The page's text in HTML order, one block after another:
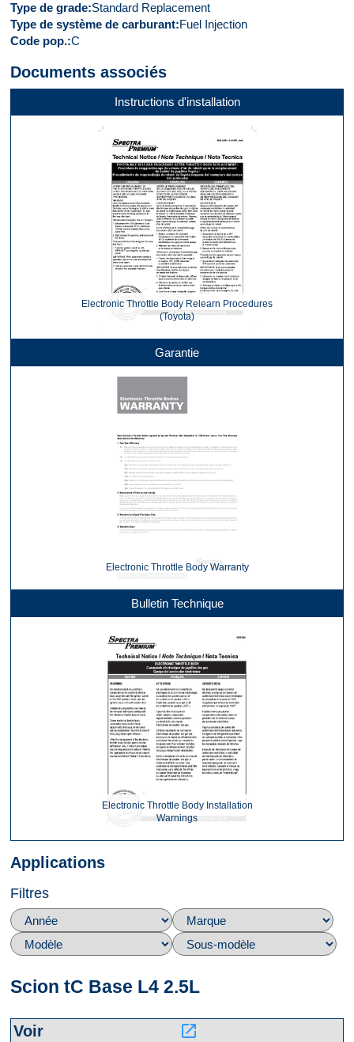
Type de grade Standard Replacement
Type de système de carburant Fuel Injection
Code pop. C
Documents associés
Instructions d'installation
Electronic Throttle Body Relearn Procedures
(Toyota)
Garantie
Electronic Throttle Body Warranty
Bulletin Technique
Electronic Throttle Body Installation
Warnings
Applications
Filtres
Scion tC Base L4 2.5L
launch